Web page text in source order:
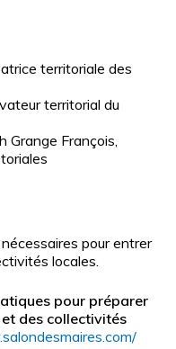
territoriale des
territorial du
Grange François,
pour entrer
locales.
pour préparer
des collectivités